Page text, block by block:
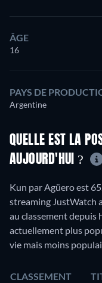
ÂGE
16
PAYS DE
Argentine
QUELLE EST LA
AUJOURD'HUI ?
Kun par Agüero est
streaming JustWatch
au classement depuis
actuellement plus
vie mais moins
CLASSEMENT